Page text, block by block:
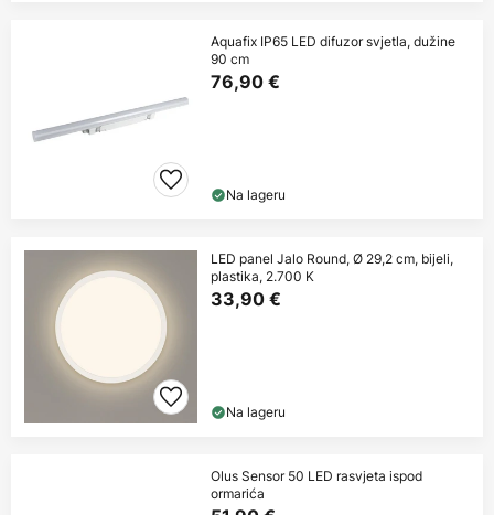
Aquafix IP65 LED difuzor svjetla, dužine
90 cm
76,90 €
Na lageru
LED panel Jalo Round, Ø 29,2 cm, bijeli,
plastika, 2.700 K
33,90 €
Na lageru
Olus Sensor 50 LED rasvjeta ispod
ormarića